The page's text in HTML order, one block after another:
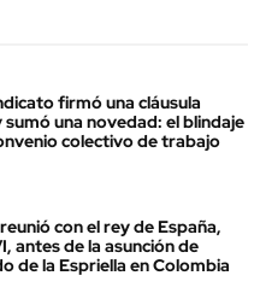
firmó una cláusula
una novedad: el blindaje
colectivo de trabajo
con el rey de España,
antes de la asunción de
de la Espriella en Colombia